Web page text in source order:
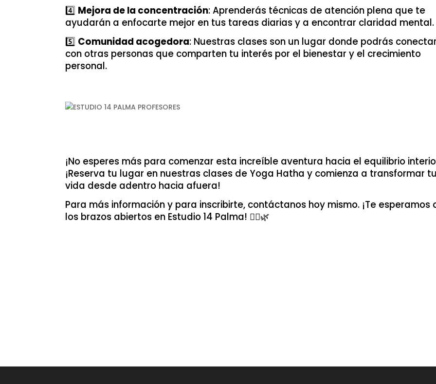
4️⃣ Mejora de la concentración: Aprenderás técnicas de atención plena que te
ayudarán a enfocarte mejor en tus tareas diarias y a encontrar claridad mental.
5️⃣ Comunidad acogedora: Nuestras clases son un lugar donde podrás conectar
con otras personas que comparten tu interés por el bienestar y el crecimiento
personal.
¡No esperes más para comenzar esta increíble aventura hacia el equilibrio
¡Reserva tu lugar en nuestras clases de Yoga Hatha y comienza a transformar tu
vida desde adentro hacia afuera!
Para más información y para inscribirte, contáctanos hoy mismo. ¡Te esperamos
los brazos abiertos en Estudio 14 Palma! 🧘‍♂️🌿